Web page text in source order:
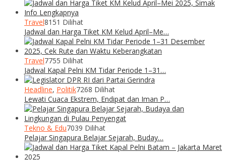
Travel8151 Dilihat
Jadwal dan Harga Tiket KM Kelud April–Me…
Travel7755 Dilihat
Jadwal Kapal Pelni KM Tidar Periode 1–31…
Headline, Politik7268 Dilihat
Lewati Cuaca Ekstrem, Endipat dan Iman P…
Tekno & Edu7039 Dilihat
Pelajar Singapura Belajar Sejarah, Buday…